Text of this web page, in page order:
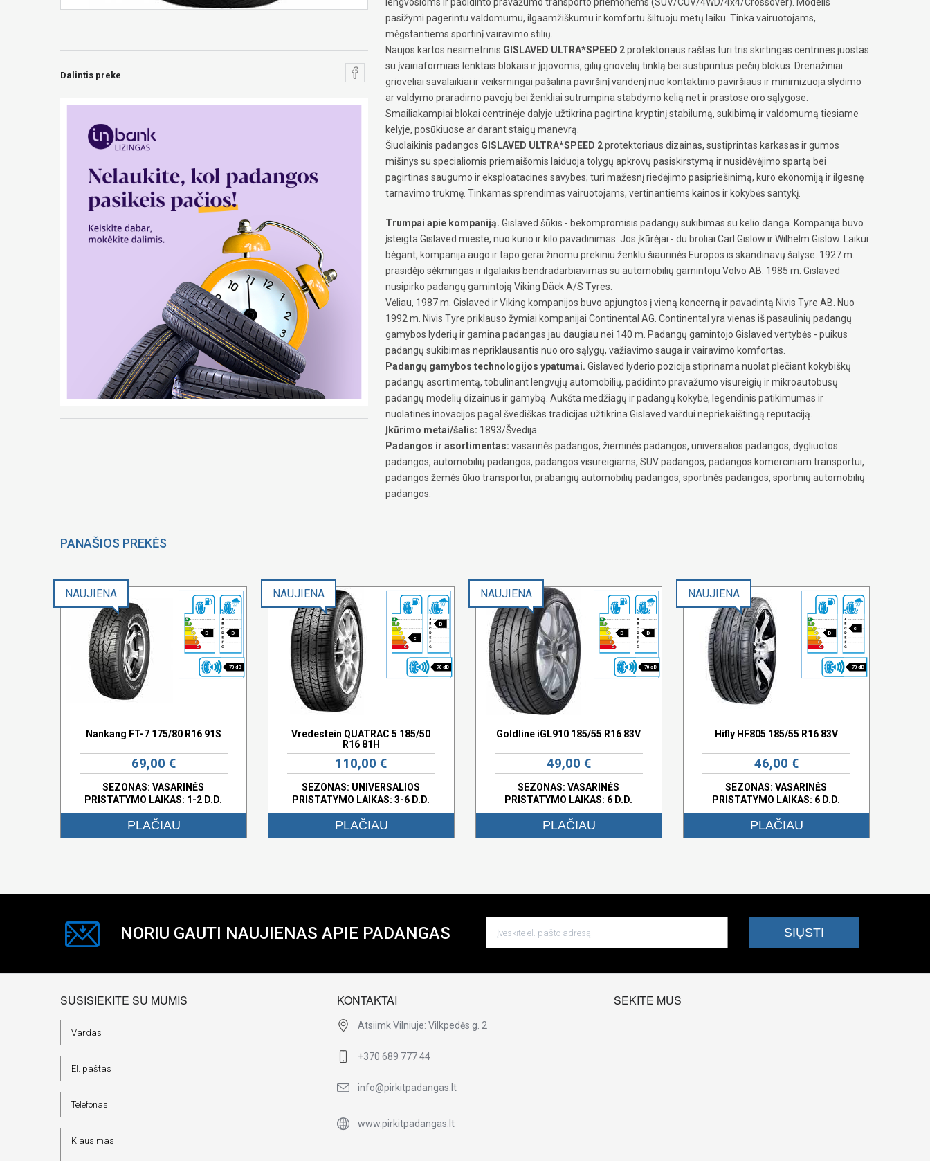
Dalintis preke
pasižymi pagerintu valdomumu, ilgaamžiškumu ir komfortu šiltuoju metų laiku. Tinka vairuotojams,
mėgstantiems sportinį vairavimo stilių.
Naujos kartos nesimetrinis GISLAVED ULTRA*SPEED 2protektoriaus raštas turi tris skirtingas centrines juostas
su įvairiaformiais lenktais blokais ir įpjovomis, gilių griovelių tinklą bei sustiprintus pečių blokus. Drenažiniai
grioveliai savalaikiai ir veiksmingai pašalina paviršinį vandenį nuo kontaktinio paviršiaus ir minimizuoja slydimo
ar valdymo praradimo pavojų bei ženkliai sutrumpina stabdymo kelią net ir prastose oro sąlygose.
Smailiakampiai blokai centrinėje dalyje užtikrina pagirtina kryptinį stabilumą, sukibimą ir valdomumą tiesiame
kelyje, posūkiuose ar darant staigų manevrą.
Šiuolaikinis padangos GISLAVED ULTRA*SPEED 2protektoriaus dizainas, sustiprintas karkasas ir gumos
mišinys su specialiomis priemaišomis laiduoja tolygų apkrovų pasiskirstymą ir nusidėvėjimo spartą bei
pagirtinas saugumo ir eksploatacines savybes; turi mažesnį riedėjimo pasipriešinimą, kuro ekonomiją ir ilgesnę
tarnavimo trukmę. Tinkamas sprendimas vairuotojams, vertinantiems kainos ir kokybės santykį.
Trumpai apie kompaniją. Gislaved šūkis - bekompromisis padangų sukibimas su kelio danga. Kompanija buvo
įsteigta Gislaved mieste, nuo kurio ir kilo pavadinimas. Jos įkūrėjai - du broliai Carl Gislow ir Wilhelm Gislow. Laikui
bėgant, kompanija augo ir tapo gerai žinomu prekiniu ženklu šiaurinės Europos is skandinavų šalyse. 1927 m.
prasidėjo sėkmingas ir ilgalaikis bendradarbiavimas su automobilių gamintoju Volvo AB. 1985 m. Gislaved
nusipirko padangų gamintoją Viking Däck A/S Tyres.
Vėliau, 1987 m. Gislaved ir Viking kompanijos buvo apjungtos į vieną koncerną ir pavadintą Nivis Tyre AB. Nuo
1992 m. Nivis Tyre priklauso žymiai kompanijai Continental AG. Continental yra vienas iš pasaulinių padangų
gamybos lyderių ir gamina padangas jau daugiau nei 140 m. Padangų gamintojo Gislaved vertybės - puikus
padangų sukibimas nepriklausantis nuo oro sąlygų, važiavimo sauga ir vairavimo komfortas.
Padangų gamybos technologijos ypatumai. Gislaved lyderio pozicija stiprinama nuolat plečiant kokybiškų
padangų asortimentą, tobulinant lengvųjų automobilių, padidinto pravažumo visureigių ir mikroautobusų
padangų modelių dizainus ir gamybą. Aukšta medžiagų ir padangų kokybė, legendinis patikimumas ir
nuolatinės inovacijos pagal švediškas tradicijas užtikrina Gislaved vardui nepriekaištingą reputaciją.
Įkūrimo metai/šalis: 1893/Švedija
Padangos ir asortimentas: vasarinės padangos, žieminės padangos, universalios padangos, dygliuotos
padangos, automobilių padangos, padangos visureigiams, SUV padangos, padangos komerciniam transportui,
padangos žemės ūkio transportui, prabangių automobilių padangos, sportinės padangos, sportinių automobilių
padangos.
PANAŠIOS PREKĖS
D D
70 dB
NAUJIENA
Nankang FT-7 175/80 R16 91S
69,00 €
SEZONAS: VASARINĖS
PRISTATYMO LAIKAS: 1-2 D.D.
PLAČIAU
e
B
70 dB
NAUJIENA
Vredestein QUATRAC 5 185/50
R16 81H
110,00 €
SEZONAS: UNIVERSALIOS
PRISTATYMO LAIKAS: 3-6 D.D.
PLAČIAU
D D
70 dB
NAUJIENA
Goldline iGL910 185/55 R16 83V
49,00 €
SEZONAS: VASARINĖS
PRISTATYMO LAIKAS: 6 D.D.
PLAČIAU
D
c
70 dB
NAUJIENA
Hifly HF805 185/55 R16 83V
46,00 €
SEZONAS: VASARINĖS
PRISTATYMO LAIKAS: 6 D.D.
PLAČIAU
NORIU GAUTI NAUJIENAS APIE PADANGAS
SUSISIEKITE SU MUMIS KONTAKTAI
Atsiimk Vilniuje: Vilkpedės g. 2
+370 689 777 44
info@pirkitpadangas.lt
www.pirkitpadangas.lt
SEKITE MUS